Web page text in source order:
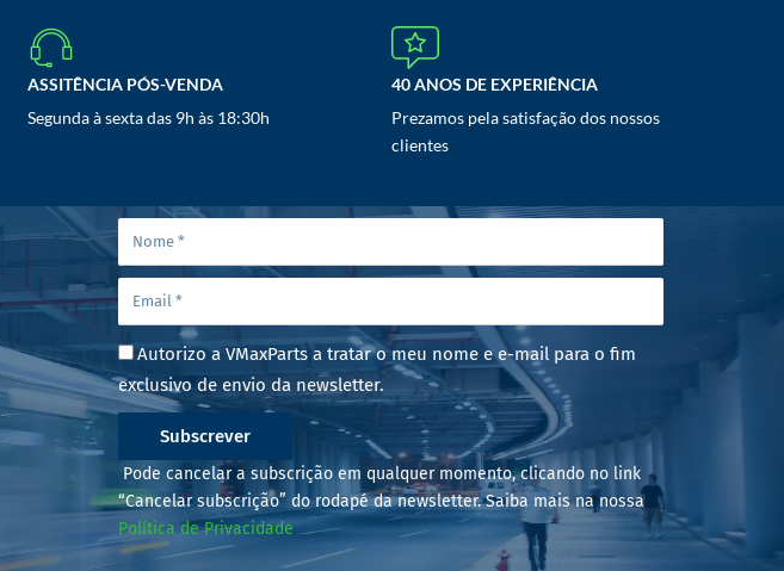
ASSITÊNCIA PÓS-VENDA
Segunda à sexta das 9h às 18:30h
40 ANOS DE EXPERIÊNCIA
Prezamos pela satisfação dos nossos
clientes
Autorizo a VMaxParts a tratar o meu nome e e-mail para o fim
exclusivo de envio da newsletter.
Subscrever
Pode cancelar a subscrição em qualquer momento, clicando no link
“Cancelar subscrição” do rodapé da newsletter. Saiba mais na nossa
Política de Privacidade